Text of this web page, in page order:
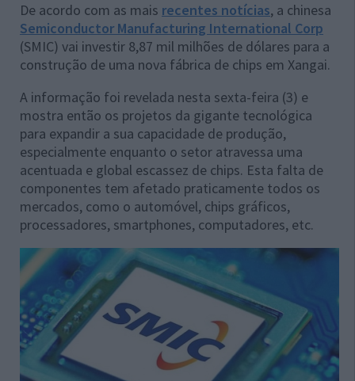
De acordo com as mais recentes notícias, a chinesa
Semiconductor Manufacturing International Corp
(SMIC) vai investir 8,87 mil milhões de dólares para a
construção de uma nova fábrica de chips em Xangai.
A informação foi revelada nesta sexta-feira (3) e
mostra então os projetos da gigante tecnológica
para expandir a sua capacidade de produção,
especialmente enquanto o setor atravessa uma
acentuada e global escassez de chips. Esta falta de
componentes tem afetado praticamente todos os
mercados, como o automóvel, chips gráficos,
processadores, smartphones, computadores, etc.